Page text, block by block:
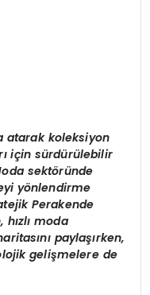
atarak koleksiyon
için sürdürülebilir
sektöründe
yönlendirme
Perakende
hızlı moda
paylaşırken,
gelişmelere de